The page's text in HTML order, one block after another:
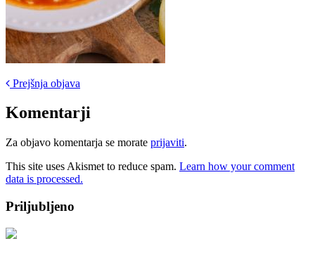
Post
navigation
Prejšnja objava
Komentarji
Za objavo komentarja se morate prijaviti.
This site uses Akismet to reduce spam. Learn how your comment
data is processed.
Priljubljeno